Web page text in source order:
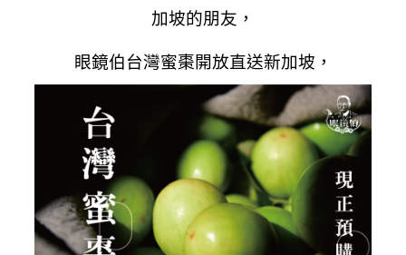
加坡的朋友，
眼鏡伯台灣蜜棗開放直送新加坡，